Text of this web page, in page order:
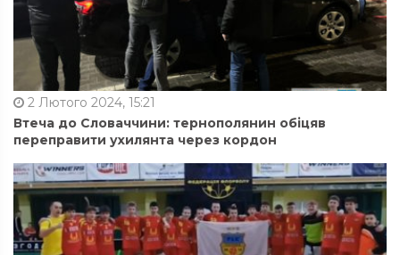
2 Лютого 2024, 15:21
Втеча до Словаччини: тернополянин обіцяв
переправити ухилянта через кордон